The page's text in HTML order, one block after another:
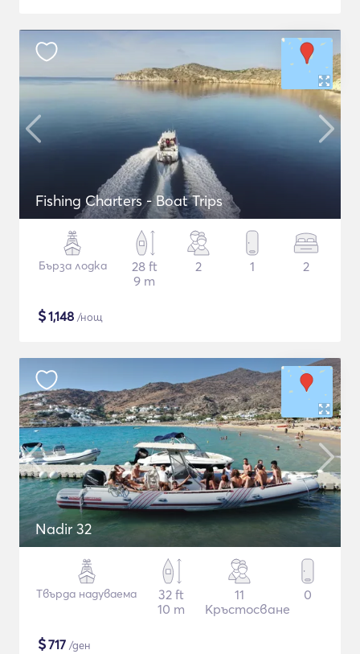
Fishing Charters - Boat Trips
Бърза лодка
28 ft
9 m
2 1 2
$1,148 /нощ
Nadir 32
Твърда надуваема
32 ft
10 m
11
Кръстосване
0
$717 /ден